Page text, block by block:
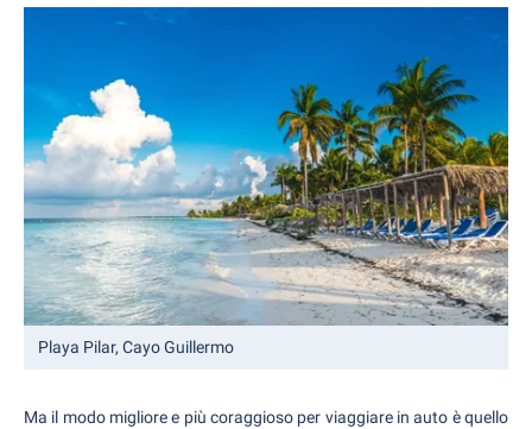
Playa Pilar, Cayo Guillermo
Ma il modo migliore e più coraggioso per viaggiare in auto è quello